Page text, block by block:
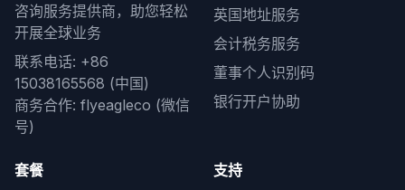
咨询服务提供商，助您轻松
开展全球业务
联系电话: +86
15038165568 (中国)
商务合作: flyeagleco (微信
号)
英国地址服务
会计税务服务
董事个人识别码
银行开户协助
套餐
支持